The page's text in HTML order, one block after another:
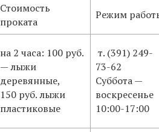
Стоимость
проката​
​Режим
​на 2 часа: 100 руб.
— лыжи
деревянные,
150 руб. лыжи
пластиковые
​ т. (391) 249-
73-62
Суббота —
воскресенье
10:00-17:00